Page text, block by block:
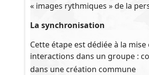
« images rythmiques » de la
La synchronisation
Cette étape est dédiée à la
interactions dans un groupe :
dans une création commune